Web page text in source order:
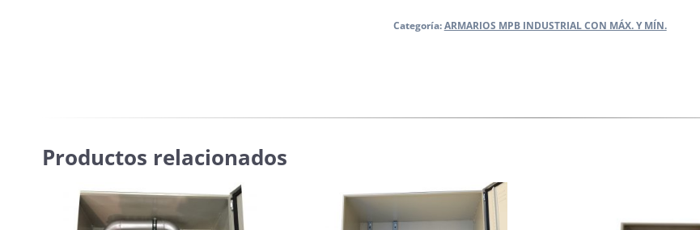
PARA
MEMBRANA
Categoría:ARMARIOS MPB INDUSTRIAL CON MÁX. Y MÍN.
Productos relacionados